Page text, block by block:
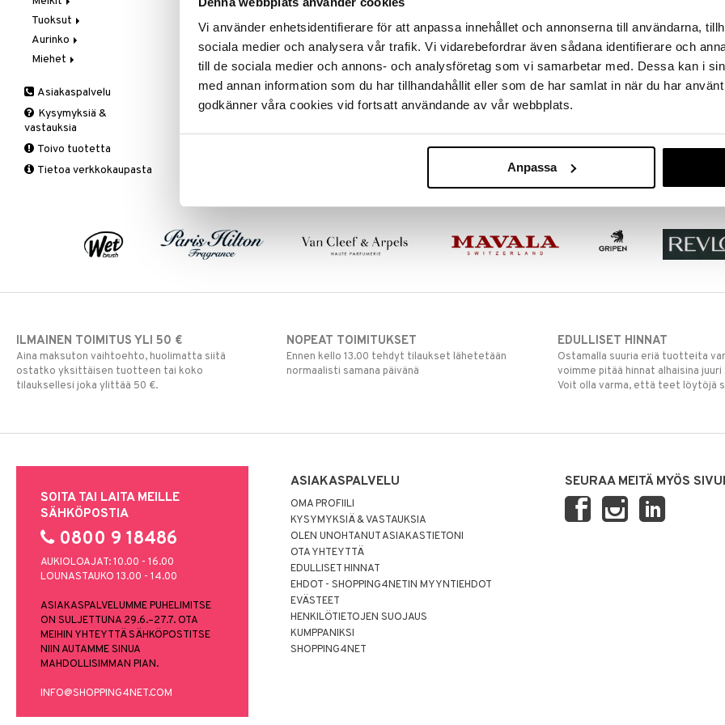
Vi använder enhetsidentifierare för att anpassa innehållet och annonserna till användarna,
sociala medier och analysera vår trafik. Vi vidarebefordrar även sådana identifierare och
till de sociala medier och annons- och analysföretag som vi samarbetar med. Dessa kan i
med annan information som du har tillhandahållit eller som de har samlat in när du har
godkänner våra cookies vid fortsatt användande av vår webbplats.
Anpassa
Vaihe 3: Kosteutus
Kosteudenhoito
Kuorinta ja naamiot
Puhdistus
Silmien/Huulten Hoito
Huulikiilto
Huulipuna
Huultenrajausväri
Luomiväri
Meikkisiveltmit
Peitevoide
Pohjustusvoide
Silmänrajauskynät
Tuoksut
Aromatics Elixir
Calyx
Clinique Happy For Men
Aurinko
Aurinkosuoja
Miehet
Ironhoito
Kirkastus
Parranajo &
Ihonpuhdistus
Asiakaspalvelu
Kysymyksiä &
vastauksia
Toivo tuotetta
Tietoa verkkokaupasta
ILMAINEN TOIMITUS YLI 50 €
Aina maksuton vaihtoehto, huolimatta siitä
ostatko yksittäisen tuotteen tai koko
tilauksellesi joka ylittää 50 €.
NOPEAT TOIMITUKSET
Ennen kello 13.00 tehdyt tilaukset lähetetään
normaalisti samana päivänä
EDULLISET HINNAT
Ostamalla suuria eriä tuotteita
voimme pitää hinnat alhaisina
Voit olla varma, että teet löytöjä
SOITA TAI LAITA MEILLE
SÄHKÖPOSTIA
0800 9 18486
AUKIOLOAJAT: 10.00 - 16.00
LOUNASTAUKO 13.00 - 14.00
ASIAKASPALVELUMME PUHELIMITSE
ON SULJETTUNA 29.6.–27.7. OTA
MEIHIN YHTEYTTÄ SÄHKÖPOSTITSE
NIIN AUTAMME SINUA
MAHDOLLISIMMAN PIAN.
INFO@SHOPPING4NET.COM
ASIAKASPALVELU
OMA PROFIILI
KYSYMYKSIÄ & VASTAUKSIA
OLEN UNOHTANUT ASIAKASTIETONI
OTA YHTEYTTÄ
EDULLISET HINNAT
EHDOT - SHOPPING4NETIN MYYNTIEHDOT
EVÄSTEET
HENKILÖTIETOJEN SUOJAUS
KUMPPANIKSI
SHOPPING4NET
SEURAA MEITÄ MYÖS